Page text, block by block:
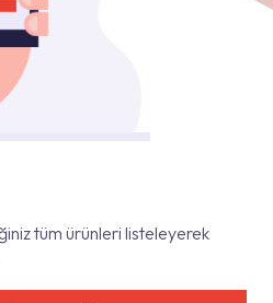
tüm ürünleri listeleyerek